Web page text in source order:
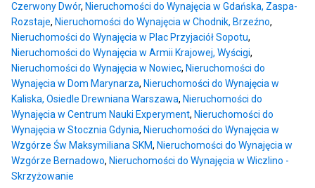
Czerwony Dwór, Nieruchomości do Wynajęcia w Gdańska, Zaspa-
Rozstaje, Nieruchomości do Wynajęcia w Chodnik, Brzeźno,
Nieruchomości do Wynajęcia w Plac Przyjaciół Sopotu,
Nieruchomości do Wynajęcia w Armii Krajowej, Wyścigi,
Nieruchomości do Wynajęcia w Nowiec, Nieruchomości do
Wynajęcia w Dom Marynarza, Nieruchomości do Wynajęcia w
Kaliska, Osiedle Drewniana Warszawa, Nieruchomości do
Wynajęcia w Centrum Nauki Experyment, Nieruchomości do
Wynajęcia w Stocznia Gdynia, Nieruchomości do Wynajęcia w
Wzgórze Św Maksymiliana SKM, Nieruchomości do Wynajęcia w
Wzgórze Bernadowo, Nieruchomości do Wynajęcia w Wiczlino -
Skrzyżowanie